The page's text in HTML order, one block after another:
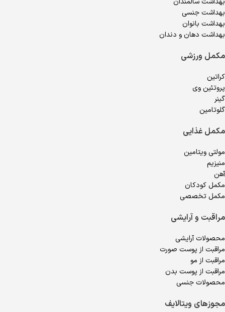
بهداشت جنسی
بهداشت بانوان
بهداشت دهان و دندان
مکمل ورزشی
کراتین
پروتئین وی
گینر
گلوتامین
مکمل غذایی
مولتی ویتامین
منیزیم
آهن
مکمل کودکان
مکمل تخصصی
مراقبت و آرایشی
محصولات آرایشی
مراقبت از پوست صورت
مراقبت از مو
مراقبت از پوست بدن
محصولات جنسی
مجوزهای ویتالایف